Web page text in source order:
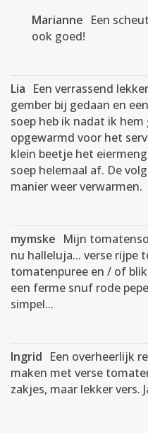
Marianne Een
ook goed!
Lia Een verrassend
gember bij gedaan en
soep heb ik nadat ik
opgewarmd voor het
klein beetje het
soep helemaal af. De
manier weer verwarmen.
mymske Mijn
nu halleluja... verse rijpe
tomatenpuree en / of
een ferme snuf rode
simpel...
Ingrid Een overheerlijk
maken met verse
zakjes, maar lekker vers.